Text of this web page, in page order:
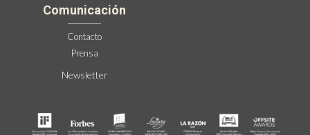
Comunicación
Contacto
Prensa
Newsletter